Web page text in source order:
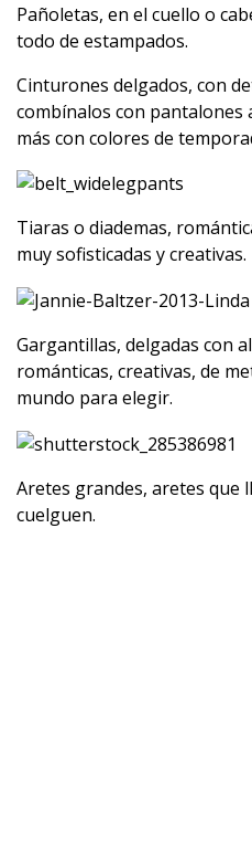
Pañoletas, en el cuello o
todo de estampados.
Cinturones delgados, con
combínalos con pantalones
más con colores de
Tiaras o diademas,
muy sofisticadas y creativas.
Gargantillas, delgadas con
románticas, creativas, de
mundo para elegir.
Aretes grandes, aretes que
cuelguen.